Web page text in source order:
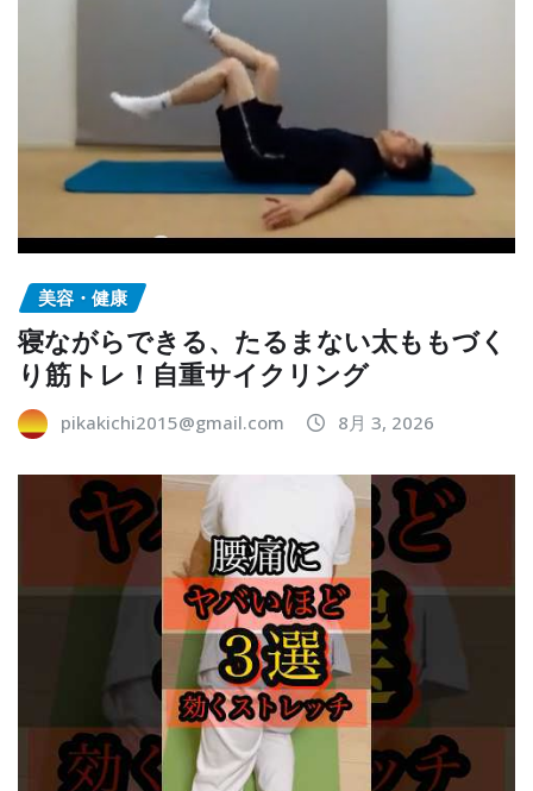
美容・健康
寝ながらできる、たるまない太ももづく
り筋トレ！自重サイクリング
pikakichi2015@gmail.com 8月 3, 2026